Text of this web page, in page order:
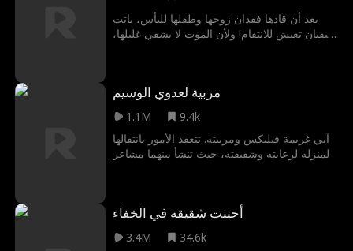
من أن تُهدر بعيدًا عن الحب الحقيقي.
بعد أن قادها فقدان زوجها وطفلها لليأس، باتت
فيفيان تعيش للانتقام! ولأن الموت لا يشفي غليلها،
مربية لعدوي الوسيم
1.1M
9.4k
آبي غريمة فيليكس ومربيته. تتعقد الأمور بانتقالها
لمنزله لرعايته وشقيقته، حيث تنشأ بينهما مشاعر
أحببت شقيقه في الخفاء
3.4M
34.6k